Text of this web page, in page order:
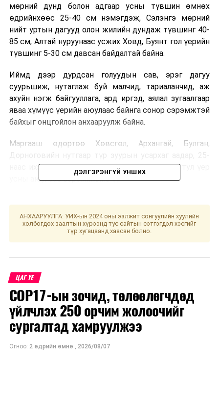
мөрний дунд болон адгаар усны түвшин өмнөх
өдрийнхөөс 25-40 см нэмэгдэж, Сэлэнгэ мөрний
нийт уртын дагууд олон жилийн дундаж түвшинг 40-
85 см, Алтай нуруунаас усжих Ховд, Буянт гол үерийн
түвшинг 5-30 см давсан байдалтай байна.
Иймд дээр дурдсан голуудын сав, эрэг дагуу
суурьшиж, нутаглаж буй малчид, тариаланчид, аж
ахуйн нэгж байгууллага, ард иргэд, аялал зугаалгаар
яваа хүмүүс үерийн аюулаас байнга сонор сэрэмжтэй
байхыг онцгойлон анхааруулж байна.
Маргааш өдөртөө Хөвсгөл, Архангай, Булган,
наас ихэнх нутгаар үргэлжилсэн бороо орох тул үер
усны аюулаас сэрэмжилнэ үү.
УНШСАН: 6312
ДАРААХ МЭДЭЭ
Үс шинээр үргээлгэх буюу засуулбал эд, эдлэл, идээ,
ундаа олно
ӨМНӨХ МЭДЭЭ
эзэд...
ДЭЛГЭРЭНГҮЙ УНШИХ
АНХААРУУЛГА: УИХ-ын 2024 оны ээлжит сонгуулийн хуулийн
холбогдох заалтын хүрээнд тус сайтын сэтгэгдэл хэсгийг
түр хугацаанд хаасан болно.
ЦАГ ҮЕ
COP17-ын зочид, төлөөлөгчдөд
үйлчлэх 250 орчим жолоочийг
сургалтад хамруулжээ
Огноо: 2 өдрийн өмнө , 2026/08/07